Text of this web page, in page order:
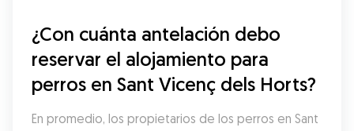
¿Con cuánta antelación debo
reservar el alojamiento para
perros en Sant Vicenç dels Horts?
En promedio, los propietarios de los perros en Sant